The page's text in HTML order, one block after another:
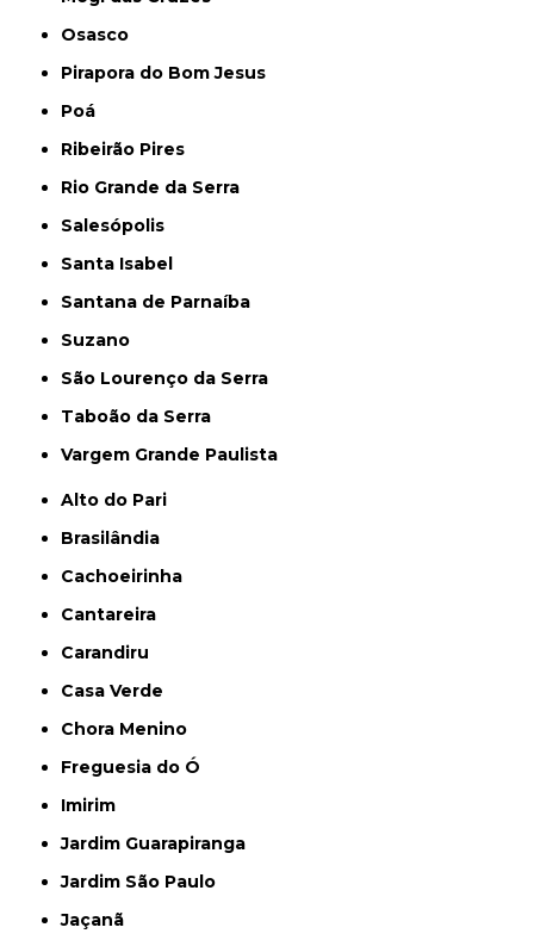
Osasco
Pirapora do Bom Jesus
Poá
Ribeirão Pires
Rio Grande da Serra
Salesópolis
Santa Isabel
Santana de Parnaíba
Suzano
São Lourenço da Serra
Taboão da Serra
Vargem Grande Paulista
Alto do Pari
Brasilândia
Cachoeirinha
Cantareira
Carandiru
Casa Verde
Chora Menino
Freguesia do Ó
Imirim
Jardim Guarapiranga
Jardim São Paulo
Jaçanã